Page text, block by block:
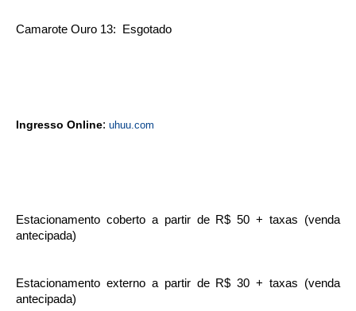
Camarote Ouro 13: Esgotado
Ingresso Online: uhuu.com
Estacionamento coberto a partir de R$ 50 + taxas (venda
antecipada)
Estacionamento externo a partir de R$ 30 + taxas (venda
antecipada)